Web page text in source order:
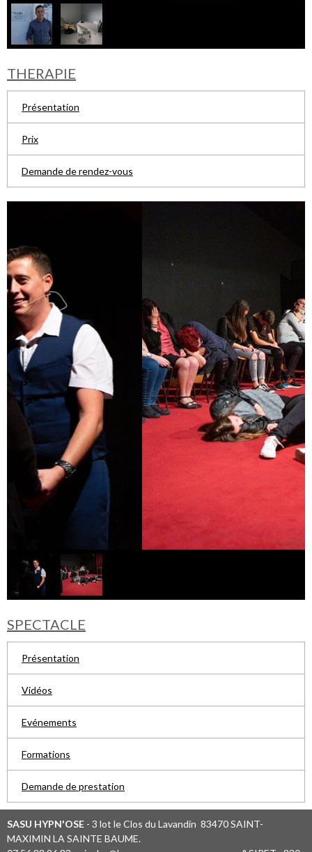
THERAPIE
Présentation
Prix
Demande de rendez-vous
SPECTACLE
Présentation
Vidéos
Evénements
Formations
Demande de prestation
SASU HYPN'OSE - 3 lot le Clos du Lavandin 83470 SAINT-
MAXIMIN LA SAINTE BAUME.